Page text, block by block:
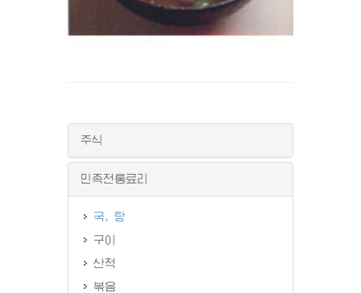
주식
민족전통료리
국, 탕
구이
산적
볶음